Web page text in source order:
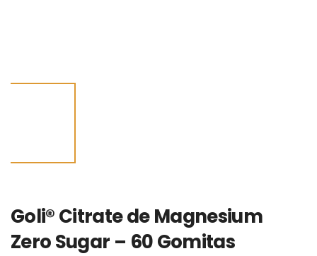
Goli® Citrate de Magnesium
Zero Sugar – 60 Gomitas